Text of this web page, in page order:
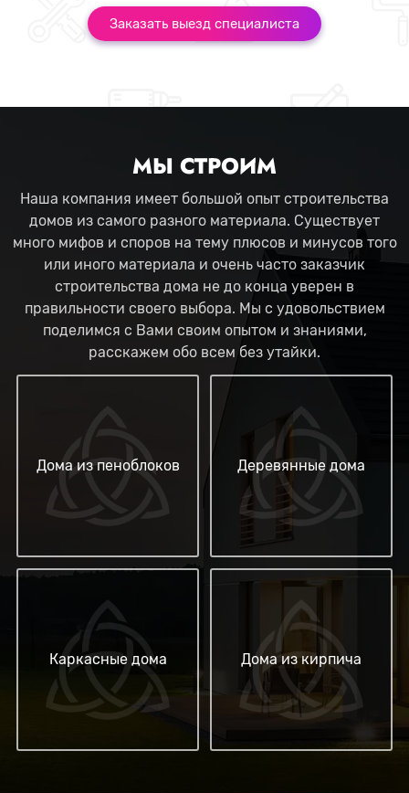
Заказать выезд специалиста
МЫ СТРОИМ
Наша компания имеет большой опыт строительства
домов из самого разного материала. Существует
много мифов и споров на тему плюсов и минусов того
или иного материала и очень часто заказчик
строительства дома не до конца уверен в
правильности своего выбора. Мы с удовольствием
поделимся с Вами своим опытом и знаниями,
расскажем обо всем без утайки.
Дома из пеноблоков Деревянные дома
Каркасные дома Дома из кирпича